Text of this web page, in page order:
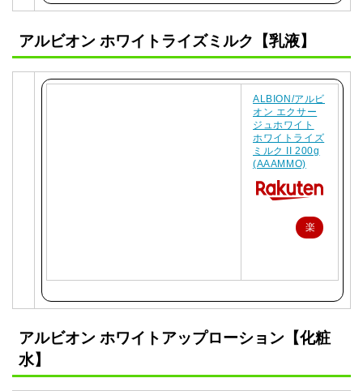
アルビオン ホワイトライズミルク【乳液】
ALBION/アルビ
オン エクサー
ジュホワイト
ホワイトライズ
ミルク II 200g
(AAAMMO)
楽
アルビオン ホワイトアップローション【化粧
水】